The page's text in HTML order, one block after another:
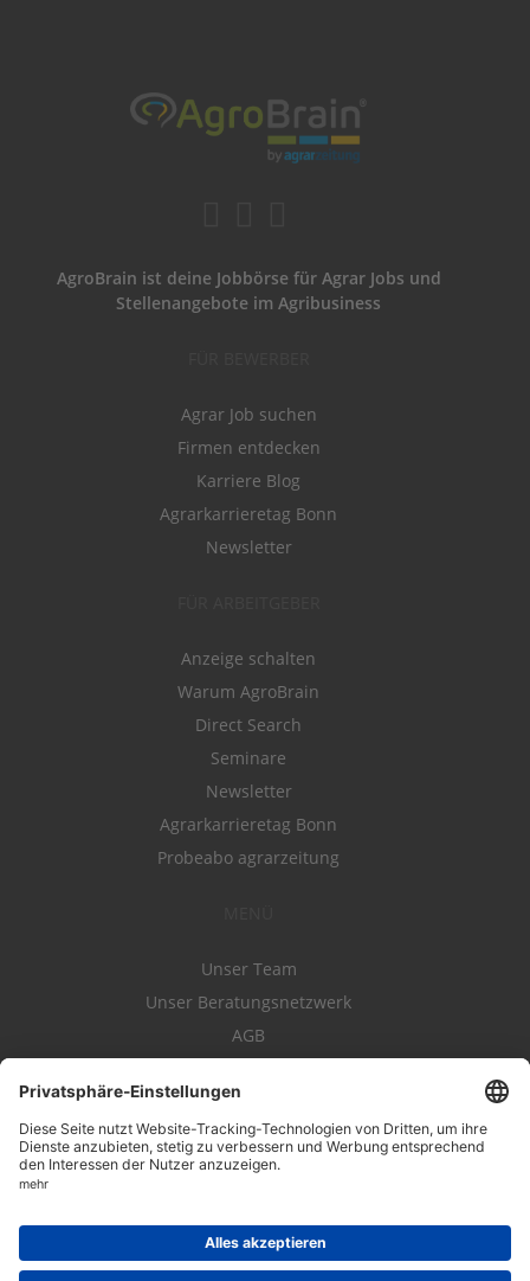
AgroBrain ist deine Jobbörse für Agrar Jobs und
Stellenangebote im Agribusiness
Agrar Job suchen
Firmen entdecken
Karriere Blog
Agrarkarrieretag Bonn
Newsletter
Anzeige schalten
Warum AgroBrain
Direct Search
Seminare
Newsletter
Agrarkarrieretag Bonn
Probeabo agrarzeitung
Unser Team
Unser Beratungsnetzwerk
AGB
Datenschutz
Impressum
Kontakt